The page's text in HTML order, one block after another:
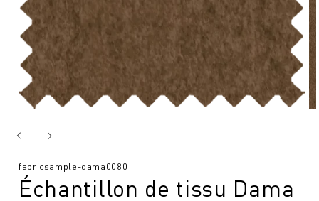
SKU
fabricsample-dama0080
Échantillon de tissu Dama